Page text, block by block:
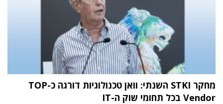
מחקר STKI השנתי: וואן טכנולוגיות דורגה כ-TOP
Vendor בכל תחומי שוק ה-IT